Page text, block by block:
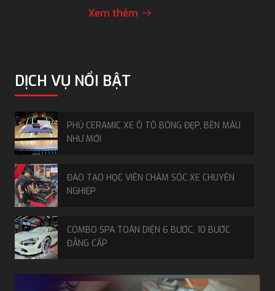
Xem thêm
DỊCH VỤ NỔI BẬT
PHỦ CERAMIC XE Ô TÔ BÓNG ĐẸP, BỀN MÀU
NHƯ MỚI
ĐÀO TẠO HỌC VIÊN CHĂM SÓC XE CHUYÊN
NGHIỆP
COMBO SPA TOÀN DIỆN 6 BƯỚC, 10 BƯỚC
ĐẲNG CẤP